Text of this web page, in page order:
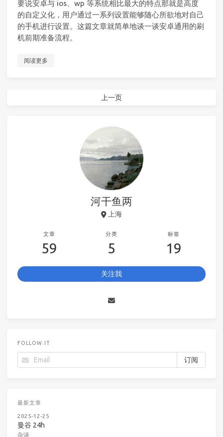
要说安卓与 ios、wp 等系统相比最大的特点那就是高度
的自定义化，用户通过一系列设置能够随心所欲地对自己
的手机进行设置。这篇文章就简单地谈一谈安卓通用的刷
机前期准备流程。
阅读更多
上一页
河干鱼两
上海
文章
59
分类
5
标签
19
关注我
FOLLOW.IT
最新文章
2025-12-25
曼谷 24h
杂谈